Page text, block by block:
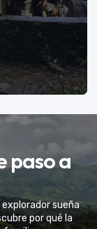
con una
paso a
sueña
por qué la